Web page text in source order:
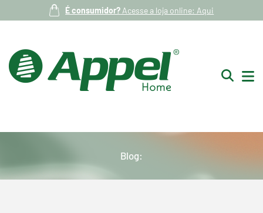
É consumidor? Acesse a loja online: Aqui
Blog: